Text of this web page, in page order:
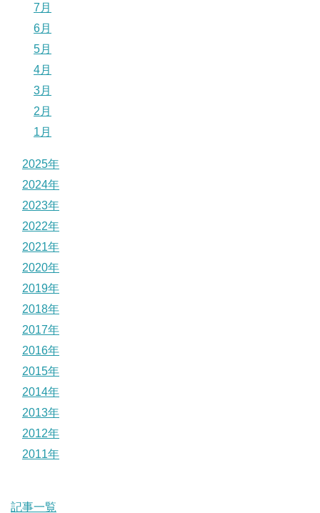
7月
6月
5月
4月
3月
2月
1月
2025年
2024年
2023年
2022年
2021年
2020年
2019年
2018年
2017年
2016年
2015年
2014年
2013年
2012年
2011年
記事一覧